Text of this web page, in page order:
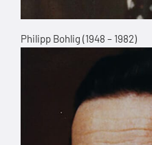
Philipp Bohlig (1948 – 1982)